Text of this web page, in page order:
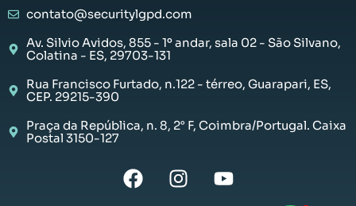
contato@securitylgpd.com
Av. Silvio Avidos, 855 - 1º andar, sala 02 - São Silvano,
Colatina - ES, 29703-131
Rua Francisco Furtado, n.122 - térreo, Guarapari, ES,
CEP. 29215-390
Praça da República, n. 8, 2° F, Coimbra/Portugal. Caixa
Postal 3150-127